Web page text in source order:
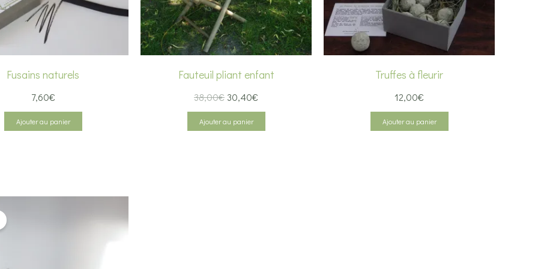
Fusains naturels
7,60€
Ajouter au panier
Fauteuil pliant enfant
38,00€ Le
prix
initial
était :
30,40€
prix
est :
Ajouter au panier
Truffes à fleurir
12,00€
Ajouter au panier